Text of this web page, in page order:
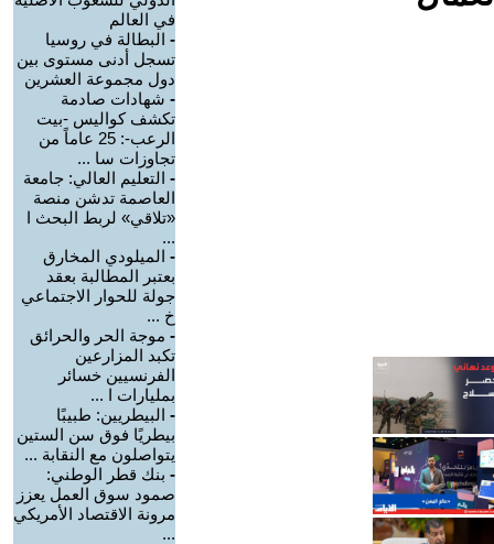
في العالم
- البطالة في روسيا
تسجل أدنى مستوى بين
دول مجموعة العشرين
- شهادات صادمة
تكشف كواليس -بيت
الرعب-: 25 عاماً من
تجاوزات سا ...
- التعليم العالي: جامعة
العاصمة تدشن منصة
«تلاقي» لربط البحث ا
...
- الميلودي المخارق
بعتبر المطالبة بعقد
جولة للحوار الاجتماعي
خ ...
- موجة الحر والحرائق
تكبد المزارعين
الفرنسيين خسائر
بمليارات ا ...
- البيطريين: طبيبًا
بيطريًا فوق سن الستين
يتواصلون مع النقابة ...
- بنك قطر الوطني:
صمود سوق العمل يعزز
مرونة الاقتصاد الأمريكي
...